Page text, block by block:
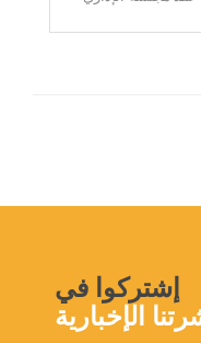
إشتركوا في
الإخبارية